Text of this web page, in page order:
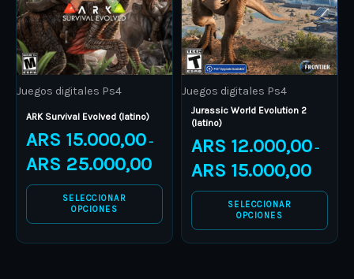
Juegos digitales Ps4
ARK Survival Evolved (latino)
ARS 15.000,00 –
ARS 25.000,00
SELECCIONAR
OPCIONES
The
options
may
be
chosen
on
the
product
page
Juegos digitales Ps4
Jurassic World Evolution 2
(latino)
ARS 12.000,00 –
ARS 15.000,00
SELECCIONAR
OPCIONES
The
options
may
be
chosen
on
the
product